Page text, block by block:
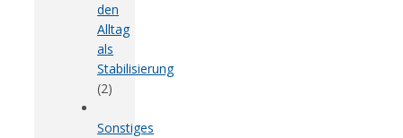
den
Alltag
als
Stabilisierung
(2)
Sonstiges